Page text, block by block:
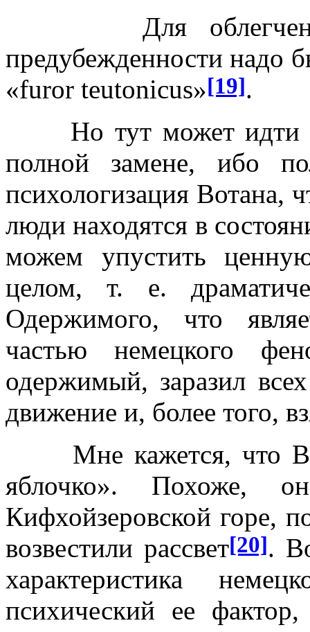
Для облегчения
предубежденности надо
«furor teutonicus»[19].
Но тут может идти
полной замене, ибо
психологизация Вотана,
люди находятся в
можем упустить
целом, т. е.
Одержимого, что
частью немецкого
одержимый, заразил
движение и, более того,
Мне кажется, что
яблочко». Похоже,
Кифхойзеровской горе,
возвестили рассвет[20].
характеристика
психический ее